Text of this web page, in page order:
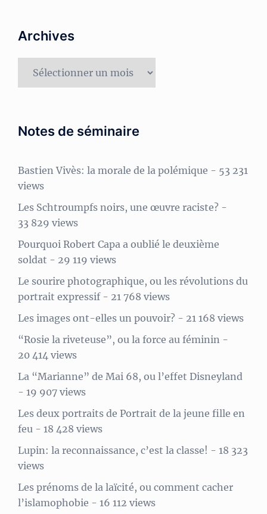
Archives
Archives
Notes de séminaire
Bastien Vivès: la morale de la polémique - 53 231
views
Les Schtroumpfs noirs, une œuvre raciste? -
33 829 views
Pourquoi Robert Capa a oublié le deuxième
soldat - 29 119 views
Le sourire photographique, ou les révolutions du
portrait expressif- 21 768 views
Les images ont-elles un pouvoir? - 21 168 views
“Rosie la riveteuse”, ou la force au féminin -
20 414 views
La “Marianne” de Mai 68, ou l’effet Disneyland
- 19 907 views
Les deux portraits de Portrait de la jeune fille en
feu - 18 428 views
Lupin: la reconnaissance, c’est la classe! - 18 323
views
Les prénoms de la laïcité, ou comment cacher
l’islamophobie - 16 112 views